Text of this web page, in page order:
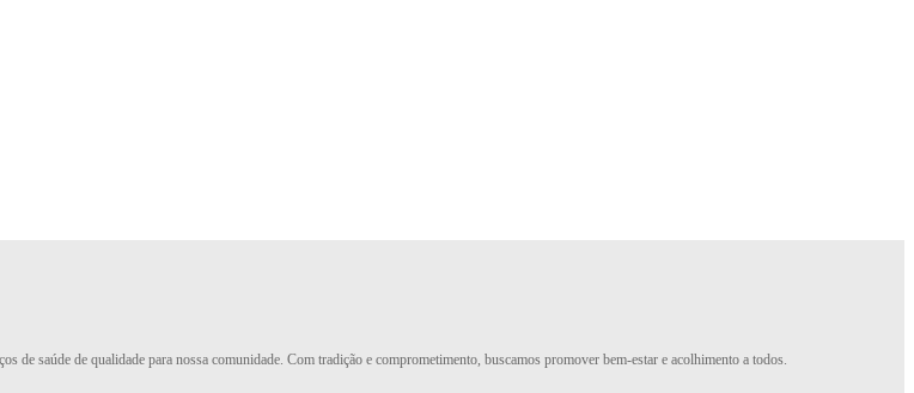
de saúde de qualidade para nossa comunidade. Com tradição e comprometimento, buscamos promover bem-estar e acolhimento a todos.